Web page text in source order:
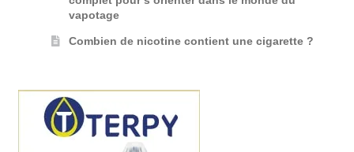
vapotage
Combien de nicotine contient une cigarette ?